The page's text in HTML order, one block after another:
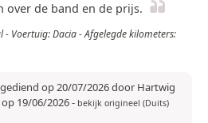
over de band en de prijs.
- Voertuig: Dacia - Afgelegde kilometers:
op 20/07/2026 door Hartwig
19/06/2026- bekijk origineel (Duits)